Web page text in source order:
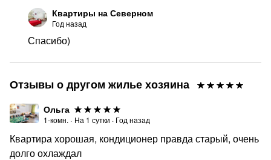
Квартиры на Северном
Год назад
Спасибо)
Отзывы о другом жилье хозяина
Ольга
1-комн. · На 1 сутки · Год назад
Квартира хорошая, кондиционер правда старый, очень
долго охлаждал